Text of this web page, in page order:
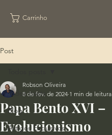
Carrinho
Post
Todos posts
Blog
Artigos Exclusivos
Papa Bento XVI –
Evolucionismo
Robson Oliveira
8 de fev. de 2024 1 min de leitura